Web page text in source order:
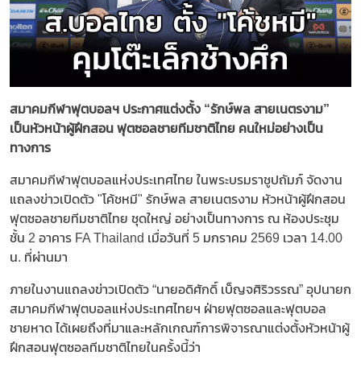
สมาคมกีฬาฟุตบอลฯ ประกาศแต่งตั้ง “รักษ์พล สายเนตรงาม”
เป็นหัวหน้าผู้ฝึกสอน ฟุตซอลชายทีมชาติไทย คนใหม่อย่างเป็น
ทางการ
สมาคมกีฬาฟุตบอลแห่งประเทศไทย ในพระบรมราชูปถัมภ์ จัดงาน
แถลงข่าวเปิดตัว "โค้ชหมี" รักษ์พล สายเนตรงาม หัวหน้าผู้ฝึกสอน
ฟุตซอลชายทีมชาติไทย ชุดใหญ่ อย่างเป็นทางการ ณ ห้องประชุม
ชั้น 2 อาคาร FA Thailand เมื่อวันที่ 5 มกราคม 2569 เวลา 14.00
น. ที่ผ่านมา
ภายในงานแถลงข่าวเปิดตัว “นายอดิศักดิ์ เบ็ญจศิริวรรณ” อุปนายก
สมาคมกีฬาฟุตบอลแห่งประเทศไทยฯ ฝ่ายฟุตซอลและฟุตบอล
ชายหาด ได้เผยถึงที่มาและหลักเกณฑ์การพิจารณาแต่งตั้งหัวหน้าผู้
ฝึกสอนฟุตซอลทีมชาติไทยในครั้งนี้ว่า